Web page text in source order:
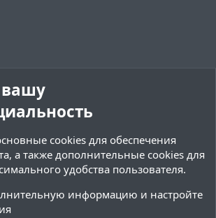
cookies для обеспечения
а также дополнительные cookies для
удобства пользователя.
информацию и настройте